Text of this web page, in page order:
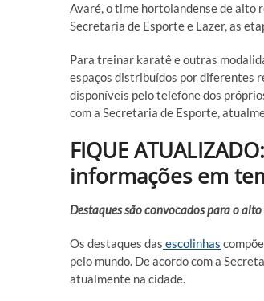
Avaré, o time hortolandense de alto
Secretaria de Esporte e Lazer, as
Para treinar karatê e outras
espaços distribuídos por diferentes
disponíveis pelo telefone dos
com a Secretaria de Esporte,
FIQUE
informações em
Destaques são convocados para o
Os destaques das escolinhas
pelo mundo. De acordo com a
atualmente na cidade.